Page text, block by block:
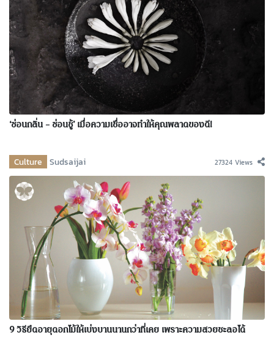
‘ซ่อนกลิ่น – ซ่อนชู้’ เมื่อความเชื่ออาจทำให้คุณพลาดของดี!
Culture Sudsaijai 27324 Views
9 วิธียืดอายุดอกไม้ให้เบ่งบานนานกว่าที่เคย เพราะความสวยชะลอได้